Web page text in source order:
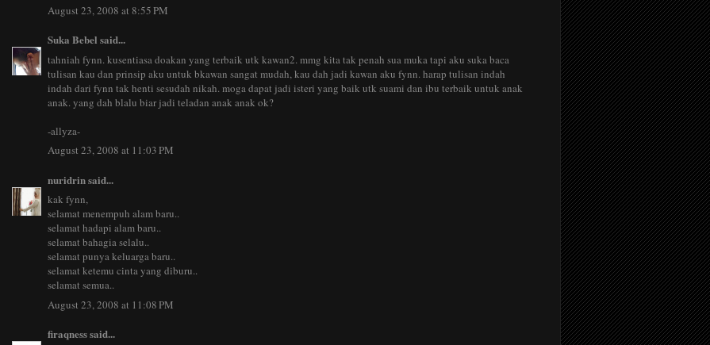
August 23, 2008 at 8:55 PM
Suka Bebel said...
tahniah fynn. kusentiasa doakan yang terbaik utk kawan2. mmg kita tak penah sua muka tapi aku suka baca
tulisan kau dan prinsip aku untuk bkawan sangat mudah, kau dah jadi kawan aku fynn. harap tulisan indah
indah dari fynn tak henti sesudah nikah. moga dapat jadi isteri yang baik utk suami dan ibu terbaik untuk anak
anak. yang dah blalu biar jadi teladan anak anak ok?
-allyza-
August 23, 2008 at 11:03 PM
nuridrinsaid...
kak fynn,
selamat menempuh alam baru..
selamat hadapi alam baru..
selamat bahagia selalu..
selamat punya keluarga baru..
selamat ketemu cinta yang diburu..
selamat semua..
August 23, 2008 at 11:08 PM
firaqnesssaid...